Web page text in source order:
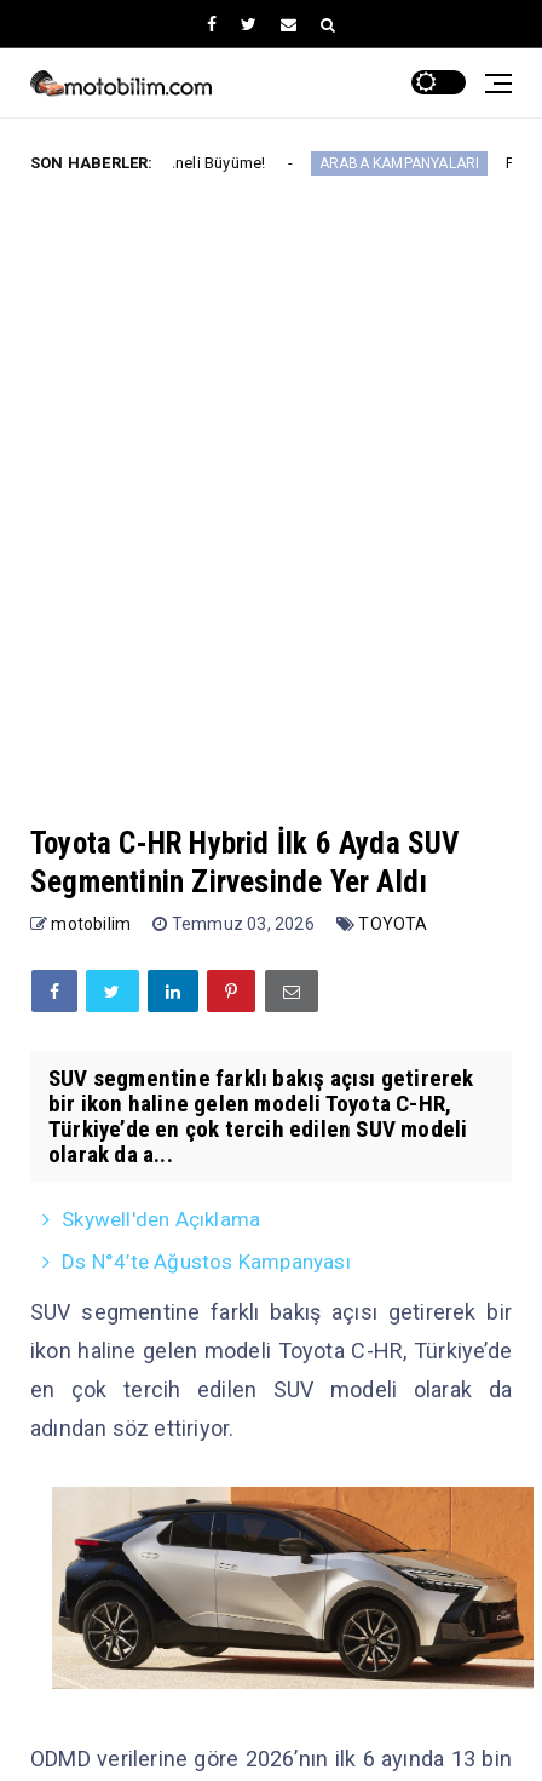
SON HABERLER:
Üç Haneli Büyüme! ARABA KAMPANYALARI Fiat'ta Ağustos
Toyota C-HR Hybrid İlk 6 Ayda SUV
Segmentinin Zirvesinde Yer Aldı
motobilim Temmuz 03, 2026 TOYOTA
SUV segmentine farklı bakış açısı getirerek
bir ikon haline gelen modeli Toyota C-HR,
Türkiye’de en çok tercih edilen SUV modeli
olarak da a...
Skywell'den Açıklama
Ds N°4’te Ağustos Kampanyası
SUV segmentine farklı bakış açısı getirerek bir
ikon haline gelen modeli Toyota C-HR, Türkiye’de
en çok tercih edilen SUV modeli olarak da
adından söz ettiriyor.
ODMD verilerine göre 2026’nın ilk 6 ayında 13 bin